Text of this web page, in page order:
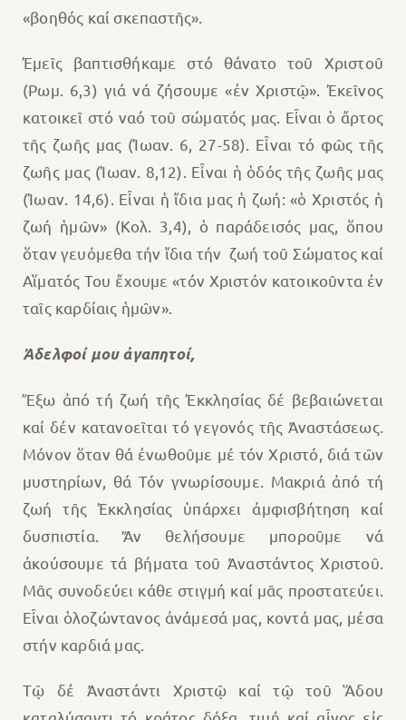
«βοηθός καί σκεπαστῆς».
Ἐμεῖς βαπτισθήκαμε στό θάνατο τοῦ Χριστοῦ
(Ρωμ. 6,3) γιά νά ζήσουμε «ἐν Χριστῷ». Ἐκεῖνος
κατοικεῖ στό ναό τοῦ σώματός μας. Εἶναι ὁ ἄρτος
τῆς ζωῆς μας (Ἰωαν. 6, 27-58). Εἶναι τό φῶς τῆς
ζωῆς μας (Ἰωαν. 8,12). Εἶναι ἡ ὁδός τῆς ζωῆς μας
(Ἰωαν. 14,6). Εἶναι ἡ ἴδια μας ἡ ζωή: «ὁ Χριστός ἡ
ζωή ἡμῶν» (Κολ. 3,4), ὁ παράδεισός μας, ὅπου
ὅταν γευόμεθα τήν ἴδια τήν ζωή τοῦ Σώματος καί
Αἵματός Του ἔχουμε «τόν Χριστόν κατοικοῦντα ἐν
ταῖς καρδίαις ἡμῶν».
Ἀδελφοί μου ἀγαπητοί,
Ἔξω ἀπό τή ζωή τῆς Ἐκκλησίας δέ βεβαιώνεται
καί δέν κατανοεῖται τό γεγονός τῆς Ἀναστάσεως.
Μόνον ὅταν θά ἐνωθοῦμε μέ τόν Χριστό, διά τῶν
μυστηρίων, θά Τόν γνωρίσουμε. Μακριά ἀπό τή
ζωή τῆς Ἐκκλησίας ὑπάρχει ἀμφισβήτηση καί
δυσπιστία. Ἄν θελήσουμε μποροῦμε νά
ἀκούσουμε τά βήματα τοῦ Ἀναστάντος Χριστοῦ.
Μᾶς συνοδεύει κάθε στιγμή καί μᾶς προστατεύει.
Εἶναι ὁλοζώντανος ἀνάμεσά μας, κοντά μας, μέσα
στήν καρδιά μας.
Τῷ δέ Ἀναστάντι Χριστῷ καί τῷ τοῦ Ἅδου